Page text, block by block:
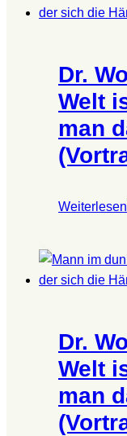
–
Dr.
Welt
man
Weiterlesen
–
Dr.
Welt
man